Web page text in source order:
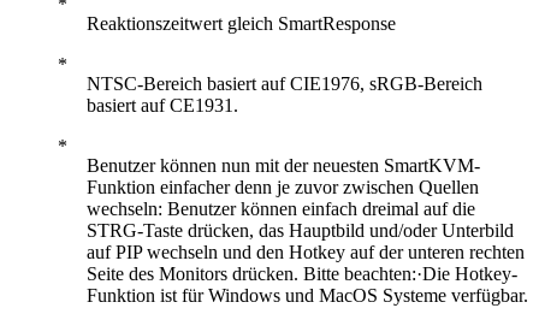
Reaktionszeitwert gleich SmartResponse
NTSC-Bereich basiert auf CIE1976, sRGB-Bereich
basiert auf CE1931.
Benutzer können nun mit der neuesten SmartKVM-
Funktion einfacher denn je zuvor zwischen Quellen
wechseln: Benutzer können einfach dreimal auf die
STRG-Taste drücken, das Hauptbild und/oder Unterbild
auf PIP wechseln und den Hotkey auf der unteren rechten
Seite des Monitors drücken. Bitte beachten:·Die Hotkey-
Funktion ist für Windows und MacOS Systeme verfügbar.